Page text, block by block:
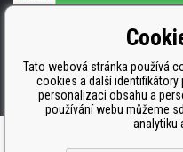
ISO 9001. ISO 14001 a STMC.
Tato webová stránka používá
cookies a další identifikátory
personalizaci obsahu a
používání webu můžeme
analytiku